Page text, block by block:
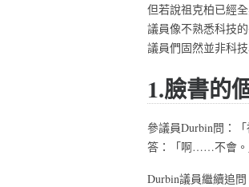
但若說祖克柏已經
議員像不熟悉科技
議員們固然並非科
1.臉書的
參議員Durbin問：
答：「啊……不會。
Durbin議員繼續追